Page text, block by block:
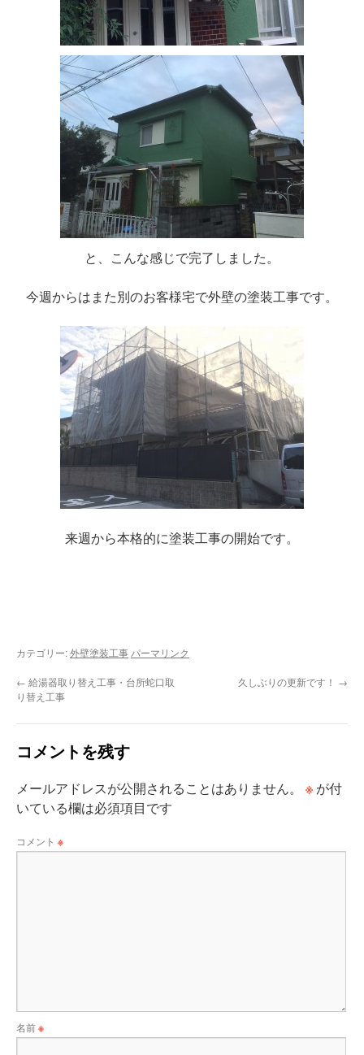
と、こんな感じで完了しました。
今週からはまた別のお客様宅で外壁の塗装工事です。
来週から本格的に塗装工事の開始です。
カテゴリー:外壁塗装工事 パーマリンク
← 給湯器取り替え工事・台所蛇口取
り替え工事
久しぶりの更新です！ →
コメントを残す
メールアドレスが公開されることはありません。 ※ が付
いている欄は必須項目です
コメント ※
名前※